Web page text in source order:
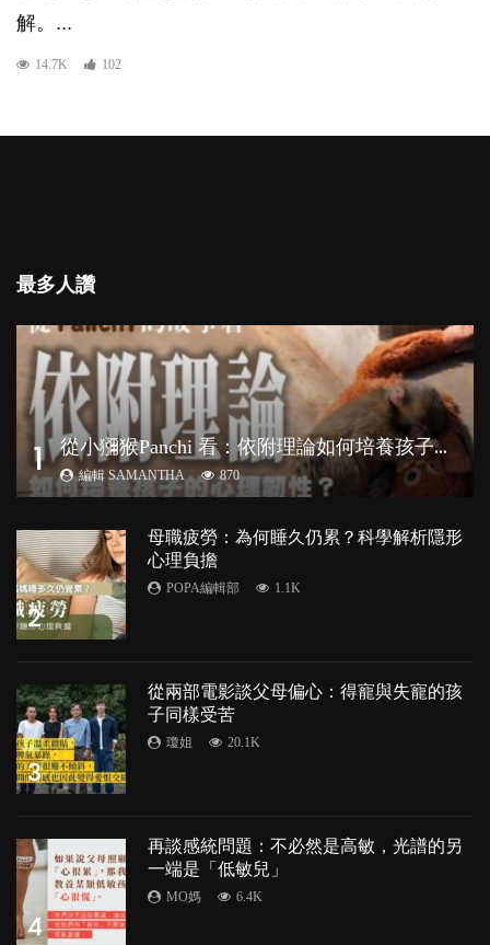
解。...
14.7K 102
最多人讚
1 從
小獼猴Panchi 看：依附理論如何培養孩子心理韌性？
編輯 SAMANTHA 870
2
母職疲勞：為何睡久仍累？科學解析隱形
心理負擔
POPA編輯部 1.1K
3
從兩部電影談父母偏心：得寵與失寵的孩
子同樣受苦
瓊姐 20.1K
4
再談感統問題：不必然是高敏，光譜的另
一端是「低敏兒」
MO媽 6.4K